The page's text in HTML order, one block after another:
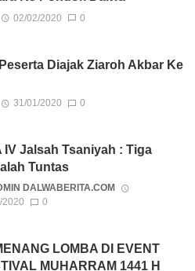
02/02/2020 0
Diajak Ziaroh Akbar Ke
31/01/2020 0
IV Jalsah Tsaniyah : Tiga
Tuntas
DALWABERITA.COM
2020
0
LOMBA DI EVENT
MUHARRAM 1441 H